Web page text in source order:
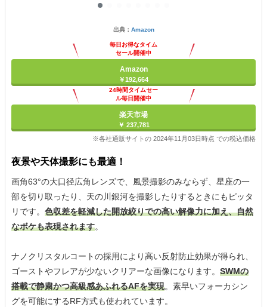
出典： Amazon
毎日お得なタイム
セール開催中
Amazon
￥192,664
24時間タイムセー
ル毎日開催中
楽天市場
￥ 237,781
※各社通販サイトの 2024年11月03日時点 での税込価格
夜景や天体撮影にも最適！
画角63°の大口径広角レンズで、風景撮影のみならず、星座の一
部を切り取ったり、天の川銀河を撮影したりするときにもピッタ
リです。 色収差を軽減した開放絞りでの高い解像力に加え、自然
なボケも表現されます。
ナノクリスタルコートの採用により高い反射防止効果が得られ、
ゴーストやフレアが少ないクリアーな画像になります。 SWMの
搭載で静粛かつ高級感あふれるAFを実現。素早いフォーカシン
グを可能にするRF方式も使われています。